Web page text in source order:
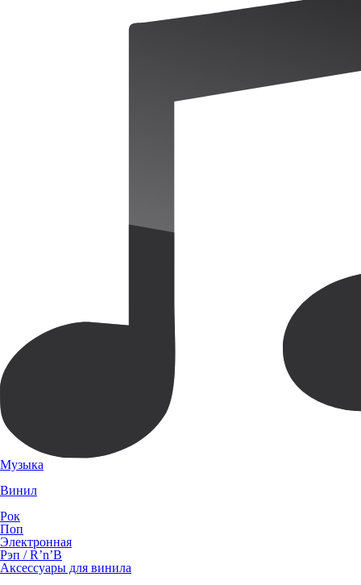
Музыка
Винил
Рок
Поп
Электронная
Рэп / R’n’B
Аксессуары для винила